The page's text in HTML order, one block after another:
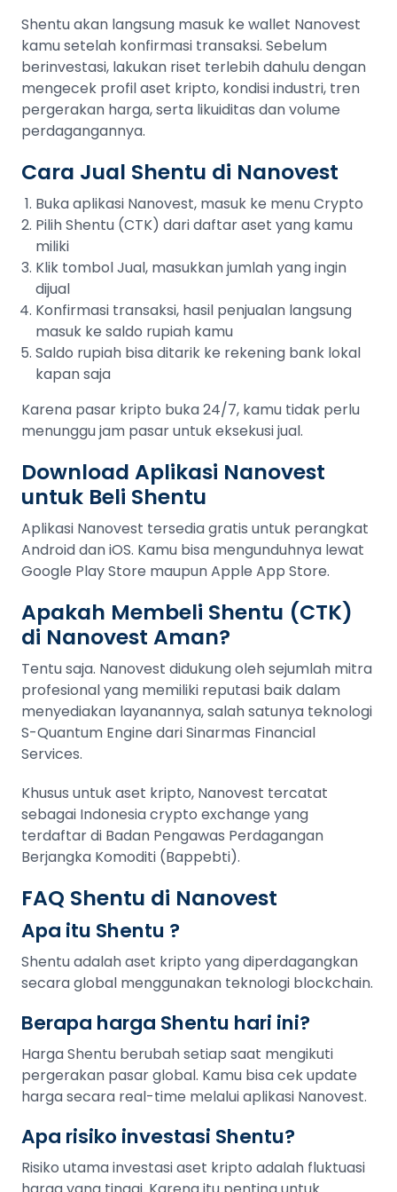
Shentu akan langsung masuk ke wallet Nanovest
kamu setelah konfirmasi transaksi. Sebelum
berinvestasi, lakukan riset terlebih dahulu dengan
mengecek profil aset kripto, kondisi industri, tren
pergerakan harga, serta likuiditas dan volume
perdagangannya.
Cara Jual Shentu di Nanovest
Buka aplikasi Nanovest, masuk ke menu Crypto
Pilih Shentu (CTK) dari daftar aset yang kamu
miliki
Klik tombol Jual, masukkan jumlah yang ingin
dijual
Konfirmasi transaksi, hasil penjualan langsung
masuk ke saldo rupiah kamu
Saldo rupiah bisa ditarik ke rekening bank lokal
kapan saja
Karena pasar kripto buka 24/7, kamu tidak perlu
menunggu jam pasar untuk eksekusi jual.
Download Aplikasi Nanovest
untuk Beli Shentu
Aplikasi Nanovest tersedia gratis untuk perangkat
Android dan iOS. Kamu bisa mengunduhnya lewat
Google Play Store maupun Apple App Store.
Apakah Membeli Shentu (CTK)
di Nanovest Aman?
Tentu saja. Nanovest didukung oleh sejumlah mitra
profesional yang memiliki reputasi baik dalam
menyediakan layanannya, salah satunya teknologi
S-Quantum Engine dari Sinarmas Financial
Services.
Khusus untuk aset kripto, Nanovest tercatat
sebagai Indonesia crypto exchange yang
terdaftar di Badan Pengawas Perdagangan
Berjangka Komoditi (Bappebti).
FAQ Shentu di Nanovest
Apa itu Shentu ?
Shentu adalah aset kripto yang diperdagangkan
secara global menggunakan teknologi blockchain.
Berapa harga Shentu hari ini?
Harga Shentu berubah setiap saat mengikuti
pergerakan pasar global. Kamu bisa cek update
harga secara real-time melalui aplikasi Nanovest.
Apa risiko investasi Shentu?
Risiko utama investasi aset kripto adalah fluktuasi